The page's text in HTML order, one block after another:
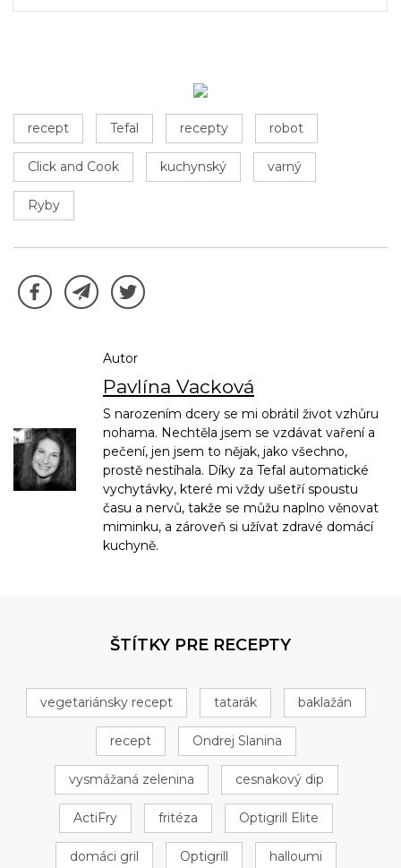
recept Tefal recepty robot
Click and Cook kuchynský varný
Ryby
Autor
Pavlína Vacková
S narozením dcery se mi obrátil život vzhůru
nohama. Nechtěla jsem se vzdávat vaření a
pečení, jen jsem to nějak, jako všechno,
prostě nestíhala. Díky za Tefal automatické
vychytávky, které mi vždy ušetří spoustu
času a nervů, takže se můžu naplno věnovat
miminku, a zároveň si užívat zdravé domácí
kuchyně.
ŠTÍTKY PRE RECEPTY
vegetariánsky recept tatarák baklažán
recept Ondrej Slanina
vysmážaná zelenina cesnakový dip
ActiFry fritéza Optigrill Elite
domáci gril Optigrill halloumi